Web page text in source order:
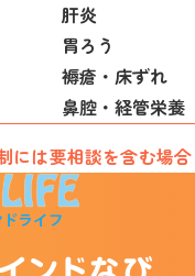
肝炎
胃ろう
褥瘡・床ずれ
鼻腔・経管栄養
には要相談を含む場